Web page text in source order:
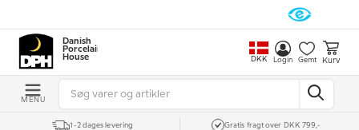
Danish
Porcelain
House
DKK Login Gemt Kurv
MENU
1-2 dages levering Gratis fragt over DKK 799,-